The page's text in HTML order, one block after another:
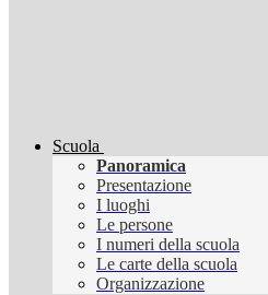
Scuola
Panoramica
Presentazione
I luoghi
Le persone
I numeri della scuola
Le carte della scuola
Organizzazione